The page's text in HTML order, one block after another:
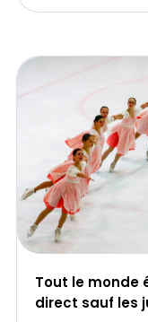
Tout le monde
direct sauf les